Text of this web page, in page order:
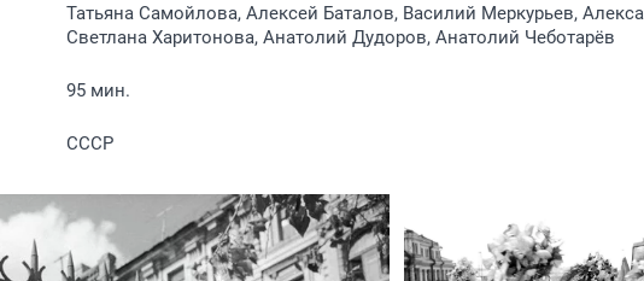
Татьяна Самойлова, Алексей Баталов, Василий Меркурьев,
Светлана Харитонова, Анатолий Дудоров, Анатолий Чеботарёв
95 мин.
СССР